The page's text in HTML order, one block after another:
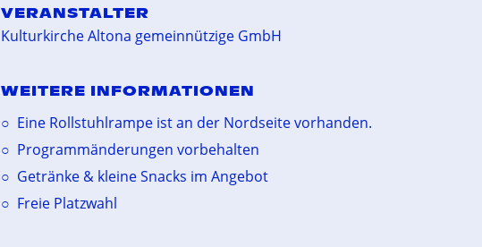
VERANSTALTER
Kulturkirche Altona gemeinnützige GmbH
WEITERE INFORMATIONEN
Eine Rollstuhlrampe ist an der Nordseite vorhanden.
Programmänderungen vorbehalten
Getränke & kleine Snacks im Angebot
Freie Platzwahl